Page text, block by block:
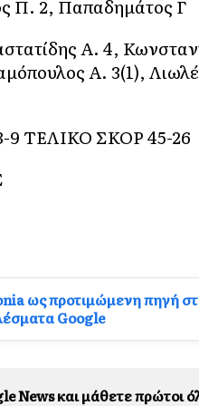
Π. 2, Παπαδημάτος Γ
Α. 4,
Α. 3(1),
9 ΤΕΛΙΚΟ ΣΚΟΡ 45-26
ως προτιμώμενη πηγή
Google
News και μάθετε πρώτοι